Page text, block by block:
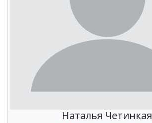
Наталья Четинкая